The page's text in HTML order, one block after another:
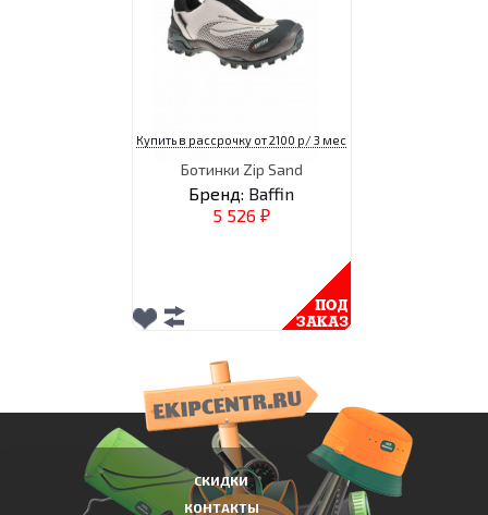
Купить в рассрочку от 2100 р/ 3 мес
Ботинки Zip Sand
Бренд: Baffin
5 526 ₽
СКИДКИ
КОНТАКТЫ